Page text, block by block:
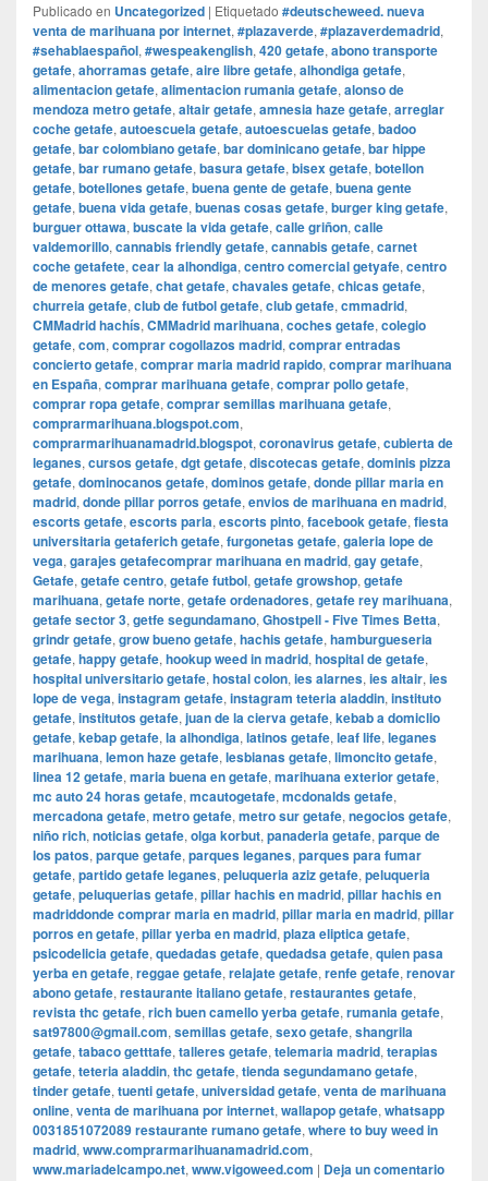
Publicado en Uncategorized | Etiquetado #deutscheweed. nueva
venta de marihuana por internet, #plazaverde, #plazaverdemadrid,
#sehablaespañol, #wespeakenglish, 420 getafe, abono transporte
getafe, ahorramas getafe, aire libre getafe, alhondiga getafe,
alimentacion getafe, alimentacion rumania getafe, alonso de
mendoza metro getafe, altair getafe, amnesia haze getafe, arreglar
coche getafe, autoescuela getafe, autoescuelas getafe, badoo
getafe, bar colombiano getafe, bar dominicano getafe, bar hippe
getafe, bar rumano getafe, basura getafe, bisex getafe, botellon
getafe, botellones getafe, buena gente de getafe, buena gente
getafe, buena vida getafe, buenas cosas getafe, burger king getafe,
burguer ottawa, buscate la vida getafe, calle griñon, calle
valdemorillo, cannabis friendly getafe, cannabis getafe, carnet
coche getafete, cear la alhondiga, centro comercial getyafe, centro
de menores getafe, chat getafe, chavales getafe, chicas getafe,
churreia getafe, club de futbol getafe, club getafe, cmmadrid,
CMMadrid hachís, CMMadrid marihuana, coches getafe, colegio
getafe, com, comprar cogollazos madrid, comprar entradas
concierto getafe, comprar maria madrid rapido, comprar marihuana
en España, comprar marihuana getafe, comprar pollo getafe,
comprar ropa getafe, comprar semillas marihuana getafe,
comprarmarihuana.blogspot.com,
comprarmarihuanamadrid.blogspot, coronavirus getafe, cubierta de
leganes, cursos getafe, dgt getafe, discotecas getafe, dominis pizza
getafe, dominocanos getafe, dominos getafe, donde pillar maria en
madrid, donde pillar porros getafe, envios de marihuana en madrid,
escorts getafe, escorts parla, escorts pinto, facebook getafe, fiesta
universitaria getaferich getafe, furgonetas getafe, galeria lope de
vega, garajes getafecomprar marihuana en madrid, gay getafe,
Getafe, getafe centro, getafe futbol, getafe growshop, getafe
marihuana, getafe norte, getafe ordenadores, getafe rey marihuana,
getafe sector 3, getfe segundamano, Ghostpell - Five Times Betta,
grindr getafe, grow bueno getafe, hachis getafe, hamburgueseria
getafe, happy getafe, hookup weed in madrid, hospital de getafe,
hospital universitario getafe, hostal colon, ies alarnes, ies altair, ies
lope de vega, instagram getafe, instagram teteria aladdin, instituto
getafe, institutos getafe, juan de la cierva getafe, kebab a domiclio
getafe, kebap getafe, la alhondiga, latinos getafe, leaf life, leganes
marihuana, lemon haze getafe, lesbianas getafe, limoncito getafe,
linea 12 getafe, maria buena en getafe, marihuana exterior getafe,
mc auto 24 horas getafe, mcautogetafe, mcdonalds getafe,
mercadona getafe, metro getafe, metro sur getafe, negocios getafe,
niño rich, noticias getafe, olga korbut, panaderia getafe, parque de
los patos, parque getafe, parques leganes, parques para fumar
getafe, partido getafe leganes, peluqueria aziz getafe, peluqueria
getafe, peluquerias getafe, pillar hachis en madrid, pillar hachis en
madriddonde comprar maria en madrid, pillar maria en madrid, pillar
porros en getafe, pillar yerba en madrid, plaza eliptica getafe,
psicodelicia getafe, quedadas getafe, quedadsa getafe, quien pasa
yerba en getafe, reggae getafe, relajate getafe, renfe getafe, renovar
abono getafe, restaurante italiano getafe, restaurantes getafe,
revista thc getafe, rich buen camello yerba getafe, rumania getafe,
sat97800@gmail.com, semillas getafe, sexo getafe, shangrila
getafe, tabaco getttafe, talleres getafe, telemaria madrid, terapias
getafe, teteria aladdin, thc getafe, tienda segundamano getafe,
tinder getafe, tuenti getafe, universidad getafe, venta de marihuana
online, venta de marihuana por internet, wallapop getafe, whatsapp
0031851072089 restaurante rumano getafe, where to buy weed in
madrid, www.comprarmarihuanamadrid.com,
www.mariadelcampo.net, www.vigoweed.com | Deja un comentario